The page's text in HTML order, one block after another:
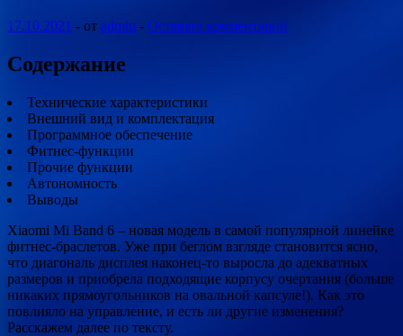
17.10.2021 - от admin - Оставьте комментарий
Содержание
Технические характеристики
Внешний вид и комплектация
Программное обеспечение
Фитнес-функции
Прочие функции
Автономность
Выводы
Xiaomi Mi Band 6 – новая модель в самой популярной линейке
фитнес-браслетов. Уже при беглом взгляде становится ясно,
что диагональ дисплея наконец-то выросла до адекватных
размеров и приобрела подходящие корпусу очертания (больше
никаких прямоугольников на овальной капсуле!). Как это
повлияло на управление, и есть ли другие изменения?
Расскажем далее по тексту.